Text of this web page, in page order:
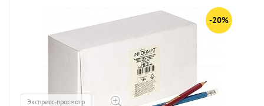
-20%
Экспресс-просмотр